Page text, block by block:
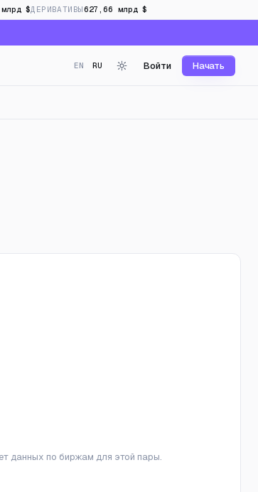
$ДЕРИВАТИВЫ627,66 млрд $
EN RU Войти Начать
реальном
данных по биржам для этой пары.